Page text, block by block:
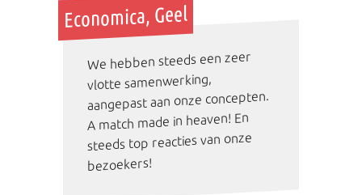
Economica, Geel
We hebben steeds een zeer
vlotte samenwerking,
aangepast aan onze concepten.
A match made in heaven! En
steeds top reacties van onze
bezoekers!